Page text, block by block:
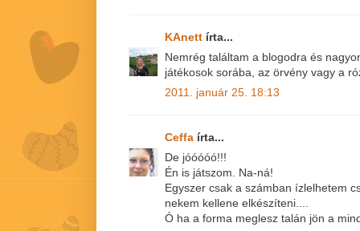
KAnett írta...
Nemrég találtam a blogodra és
játékosok sorába, az örvény vagy a
2011. január 25. 18:13
Ceffa írta...
De jóóóóó!!!
Én is játszom. Na-ná!
Egyszer csak a számban ízlelhetem
nekem kellene elkészíteni....
Ó ha a forma meglesz talán jön a